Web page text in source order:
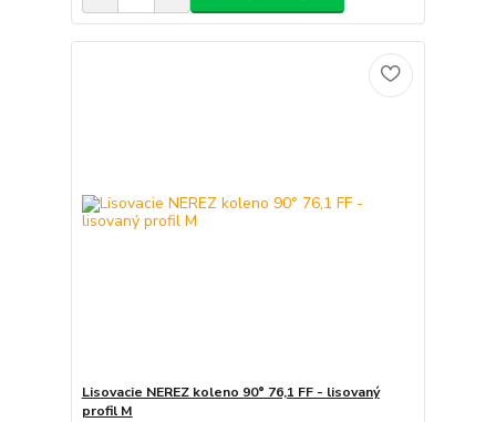
Lisovacie NEREZ koleno 90° 76,1 FF - lisovaný
profil M